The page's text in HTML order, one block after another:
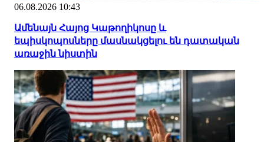
06.08.2026 10:43
Ամենայն Հայոց Կաթողիկոսը և
եպիսկոպոսները մասնակցելու են դատական
առաջին նիստին